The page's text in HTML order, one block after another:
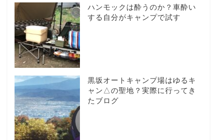
ハンモックは酔うのか？車酔い
する自分がキャンプで試す
黒坂オートキャンプ場はゆるキ
ャン△の聖地？実際に行ってき
たブログ